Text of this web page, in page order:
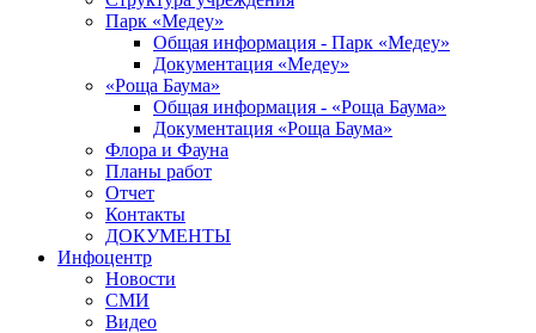
Парк «Медеу»
Общая информация - Парк «Медеу»
Документация «Медеу»
«Роща Баума»
Общая информация - «Роща Баума»
Документация «Роща Баума»
Флора и Фауна
Планы работ
Отчет
Контакты
ДОКУМЕНТЫ
Инфоцентр
Новости
СМИ
Видео